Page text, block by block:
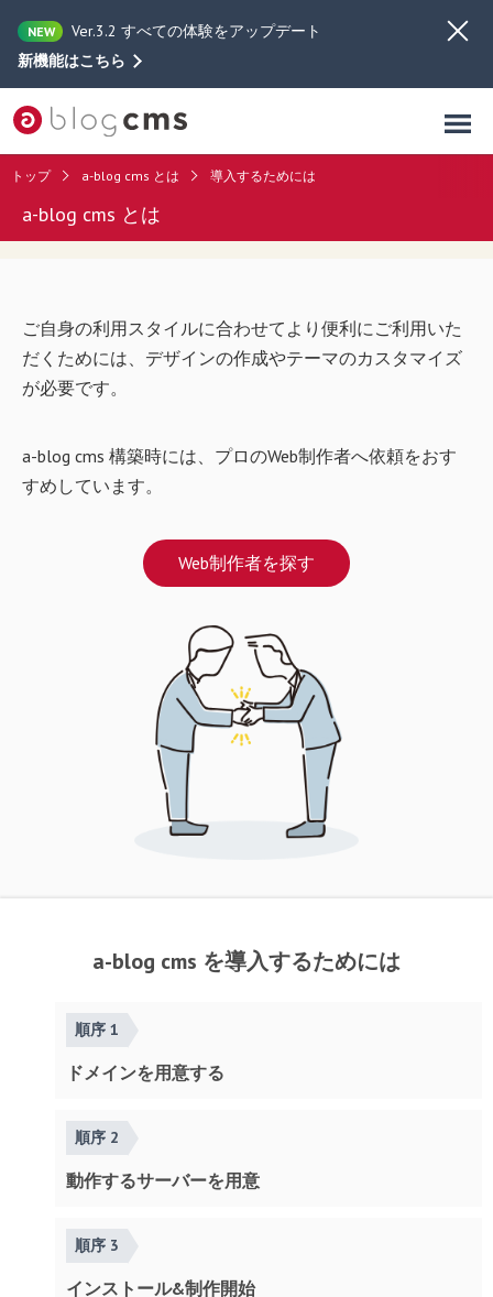
NEW
Ver.3.2 すべての体験をアップデート
新機能はこちら
トップ a-blog cms とは 導入するためには
a-blog cms とは
ご自身の利用スタイルに合わせてより便利にご利用いた
だくためには、デザインの作成やテーマのカスタマイズ
が必要です。
a-blog cms 構築時には、プロのWeb制作者へ依頼をおす
すめしています。
Web制作者を探す
a-blog cms を導入するためには
順序 1
ドメインを用意する
順序 2
動作するサーバーを用意
順序 3
インストール&制作開始